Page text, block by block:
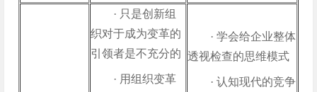
· 只是创新组
织对于成为变革的
引领者是不充分的
· 用组织变革
· 学会给企业整体
透视检查的思维模式
· 认知现代的竞争